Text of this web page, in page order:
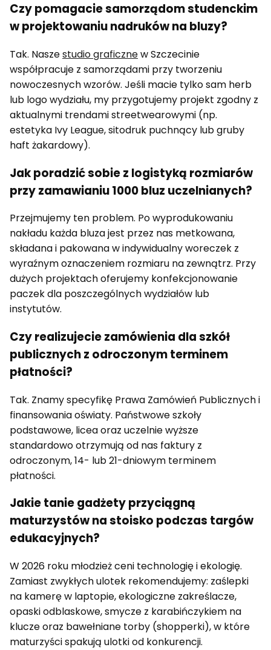
Czy pomagacie samorządom studenckim
w projektowaniu nadruków na bluzy?
Tak. Naszestudio graficznew Szczecinie
współpracuje z samorządami przy tworzeniu
nowoczesnych wzorów. Jeśli macie tylko sam herb
lub logo wydziału, my przygotujemy projekt zgodny z
aktualnymi trendami streetwearowymi (np.
estetyka Ivy League, sitodruk puchnący lub gruby
haft żakardowy).
Jak poradzić sobie z logistyką rozmiarów
przy zamawianiu 1000 bluz uczelnianych?
Przejmujemy ten problem. Po wyprodukowaniu
nakładu każda bluza jest przez nas metkowana,
składana i pakowana w indywidualny woreczek z
wyraźnym oznaczeniem rozmiaru na zewnątrz. Przy
dużych projektach oferujemy konfekcjonowanie
paczek dla poszczególnych wydziałów lub
instytutów.
Czy realizujecie zamówienia dla szkół
publicznych z odroczonym terminem
płatności?
Tak. Znamy specyfikę Prawa Zamówień Publicznych i
finansowania oświaty. Państwowe szkoły
podstawowe, licea oraz uczelnie wyższe
standardowo otrzymują od nas faktury z
odroczonym, 14- lub 21-dniowym terminem
płatności.
Jakie tanie gadżety przyciągną
maturzystów na stoisko podczas targów
edukacyjnych?
W 2026 roku młodzież ceni technologię i ekologię.
Zamiast zwykłych ulotek rekomendujemy: zaślepki
na kamerę w laptopie, ekologiczne zakreślacze,
opaski odblaskowe, smycze z karabińczykiem na
klucze oraz bawełniane torby (shopperki), w które
maturzyści spakują ulotki od konkurencji.